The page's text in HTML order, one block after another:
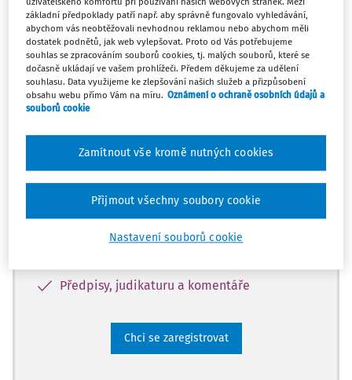
Tento dokument je jen pro
předplatitele
Zaregistrujte se a získejte přístup k
Díky registraci získáte přístup k:
Informacím z oblasti BOZP, PO a
pracovního práva
Databázi otázek a odpovědí
Předpisy, judikaturu a komentáře
Chci se zaregistrovat
základní předpoklady patří např. aby správně fungovalo vyhledávání,
abychom vás neobtěžovali nevhodnou reklamou nebo abychom měli
dostatek podnětů, jak web vylepšovat. Proto od Vás potřebujeme
souhlas se zpracováním souborů cookies, tj. malých souborů, které se
dočasně ukládají ve vašem prohlížeči. Předem děkujeme za udělení
souhlasu. Data využijeme ke zlepšování našich služeb a přizpůsobení
obsahu webu přímo Vám na míru. Oznámení o ochraně osobních údajů a
souborů cookie
Nastavení souborů cookie
Zamítnout vše kromě nutných cookies
Přijmout všechny soubory cookie